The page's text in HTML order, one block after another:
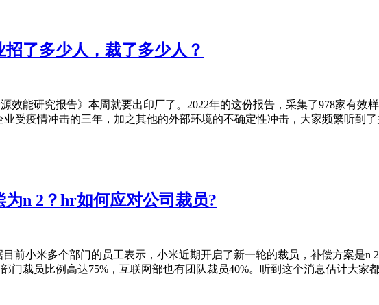
了多少人，裁了多少人？
效能研究报告》本周就要出印厂了。2022年的这份报告，采集了978家有
业受疫情冲击的三年，加之其他的外部环境的不确定性冲击，大家频繁听到
为n 2？hr如何应对公司裁员?
目前小米多个部门的员工表示，小米近期开启了新一轮的裁员，补偿方案是
门裁员比例高达75%，互联网部也有团队裁员40%。听到这个消息估计大家